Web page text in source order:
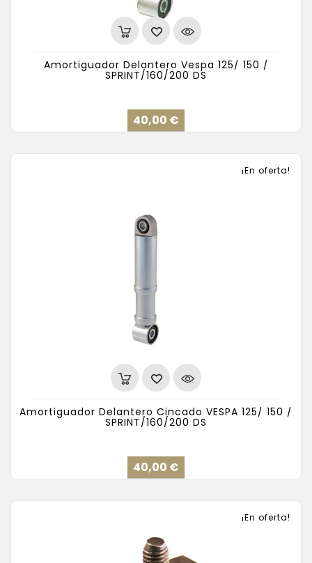
Amortiguador Delantero Vespa 125/ 150 /
SPRINT/160/200 DS
40,00 €
¡En oferta!
Amortiguador Delantero Cincado VESPA 125/ 150 /
SPRINT/160/200 DS
40,00 €
¡En oferta!